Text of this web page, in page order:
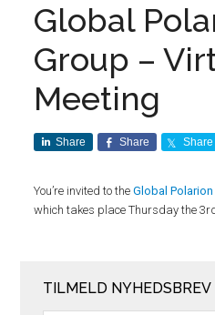
Global
Group –
Meeting
Share Share Share
You’re invited to theGlobal
which takes place Thursday the
TILMELD NYHEDSBREV